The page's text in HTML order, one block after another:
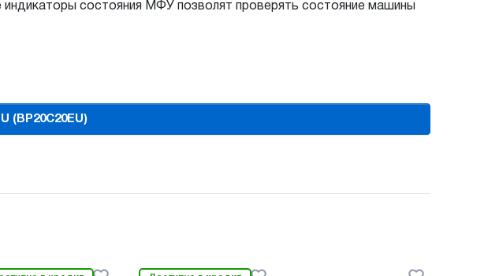
состояния МФУ позволят проверять состояние машины
(BP20C20EU)